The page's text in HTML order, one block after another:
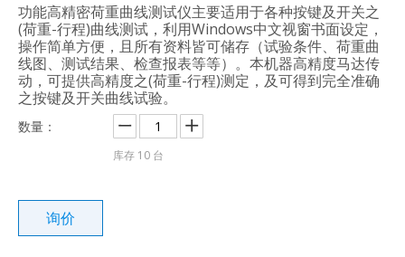
功能高精密荷重曲线测试仪主要适用于各种按键及开关之
(荷重-行程)曲线测试，利用Windows中文视窗书面设定，
操作简单方便，且所有资料皆可储存（试验条件、荷重曲
线图、测试结果、检查报表等等）。本机器高精度马达传
动，可提供高精度之(荷重-行程)测定，及可得到完全准确
之按键及开关曲线试验。
数量：
库存 10 台
询价